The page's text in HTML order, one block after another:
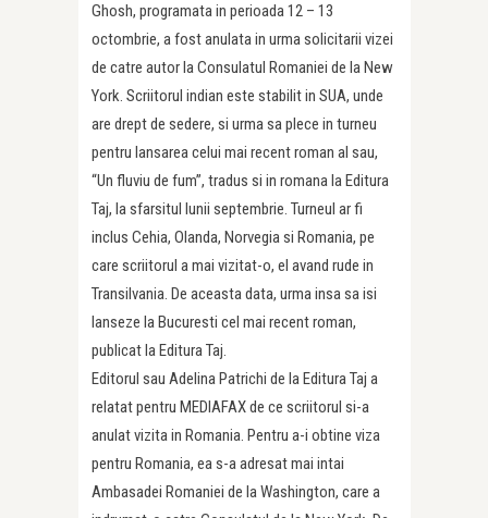
Ghosh, programata in perioada 12 – 13
octombrie, a fost anulata in urma solicitarii vizei
de catre autor la Consulatul Romaniei de la New
York. Scriitorul indian este stabilit in SUA, unde
are drept de sedere, si urma sa plece in turneu
pentru lansarea celui mai recent roman al sau,
“Un fluviu de fum”, tradus si in romana la Editura
Taj, la sfarsitul lunii septembrie. Turneul ar fi
inclus Cehia, Olanda, Norvegia si Romania, pe
care scriitorul a mai vizitat-o, el avand rude in
Transilvania. De aceasta data, urma insa sa isi
lanseze la Bucuresti cel mai recent roman,
publicat la Editura Taj.
Editorul sau Adelina Patrichi de la Editura Taj a
relatat pentru MEDIAFAX de ce scriitorul si-a
anulat vizita in Romania. Pentru a-i obtine viza
pentru Romania, ea s-a adresat mai intai
Ambasadei Romaniei de la Washington, care a